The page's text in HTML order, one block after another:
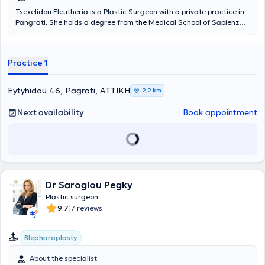
Tsexelidou Eleutheria is a Plastic Surgeon with a private practice in
Pangrati. She holds a degree from the Medical School of Sapienza
center and breast reconstruction post-mastectomy at Ospedale
Simultaneously, she specialized in Plastic Surgery at the General
Hospital of Patras "Agios Andreas," as well as at the General
Hospital of Athens "G. Gennimatas." She has extensive experience in
aesthetic and reconstructive surgery, having worked for over a
decade in the largest hospitals in Greece and maintaining her
private practice since 2010. Specifically, among others, she has
Anti-Cancer Oncology Hospital of Athens "Agios Savvas," at the
provides specialized services with particular expertise in Hyaluronic
Acid - Fillers.
Practice 1
Eytyhidou 46, Pagrati, ΑΤΤΙΚΗ 2,2 km
Next availability Book appointment
Dr Saroglou Pegky
Plastic surgeon
9.7|7 reviews
Blepharoplasty
About the specialist